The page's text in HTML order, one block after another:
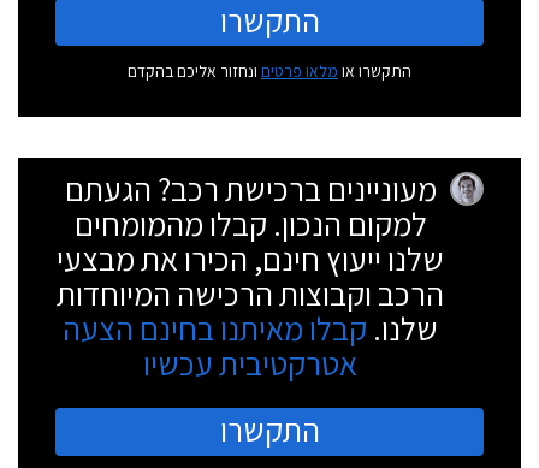
התקשרו
התקשרו או מלאו פרטים ונחזור אליכם בהקדם
מעוניינים ברכישת רכב? הגעתם
למקום הנכון. קבלו מהמומחים
שלנו ייעוץ חינם, הכירו את מבצעי
הרכב וקבוצות הרכישה המיוחדות
שלנו. קבלו מאיתנו בחינם הצעה
אטרקטיבית עכשיו
התקשרו